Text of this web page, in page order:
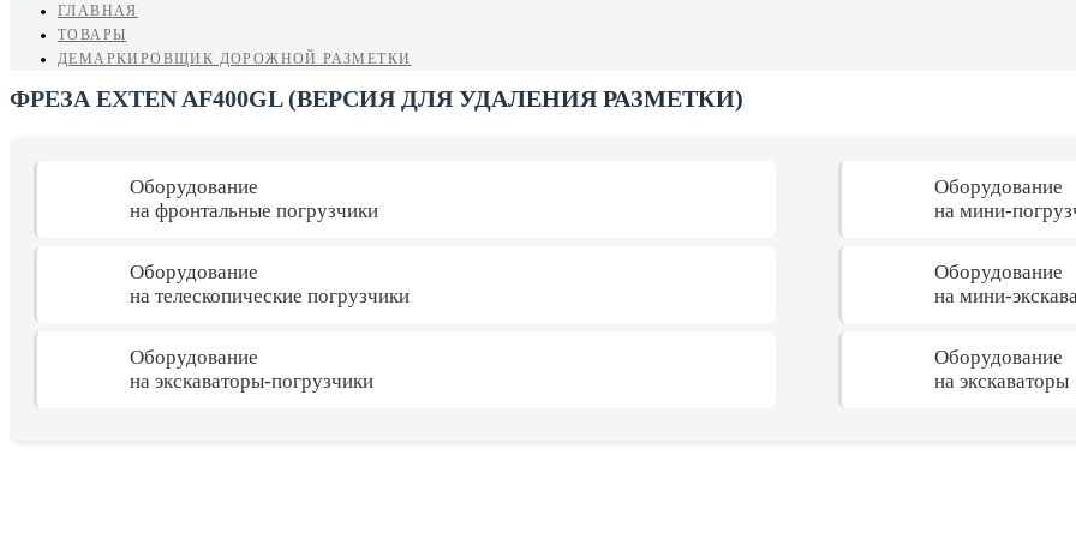
ГЛАВНАЯ
ТОВАРЫ
ДЕМАРКИРОВЩИК ДОРОЖНОЙ РАЗМЕТКИ
ФРЕЗА EXTEN AF400GL (ВЕРСИЯ ДЛЯ УДАЛЕНИЯ РАЗМЕТКИ)
Оборудование
на фронтальные погрузчики
Оборудование
на телескопические погрузчики
Оборудование
на экскаваторы-погрузчики
Оборудование
на мини-
Оборудование
на мини-
Оборудование
на экскаваторы